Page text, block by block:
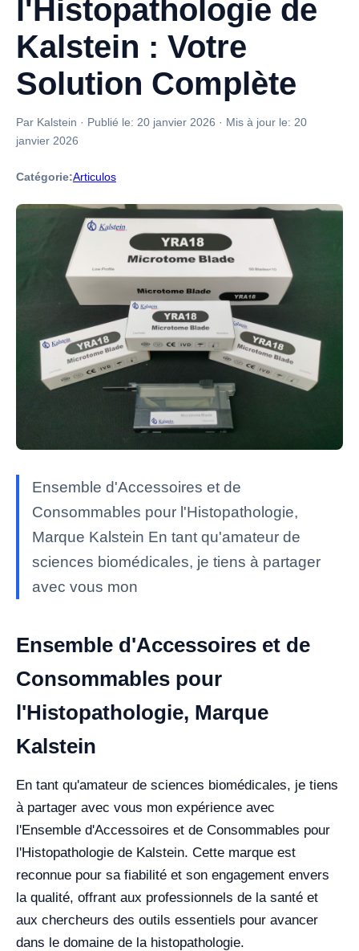
l'Histopathologie de
Kalstein : Votre
Solution Complète
Par Kalstein · Publié le: 20 janvier 2026 · Mis à jour le: 20
janvier 2026
Catégorie:Articulos
Ensemble d'Accessoires et de
Consommables pour l'Histopathologie,
Marque Kalstein En tant qu'amateur de
sciences biomédicales, je tiens à partager
avec vous mon
Ensemble d'Accessoires et de
Consommables pour
l'Histopathologie, Marque
Kalstein
En tant qu'amateur de sciences biomédicales, je tiens
à partager avec vous mon expérience avec
l'Ensemble d'Accessoires et de Consommables pour
l'Histopathologie de Kalstein. Cette marque est
reconnue pour sa fiabilité et son engagement envers
la qualité, offrant aux professionnels de la santé et
aux chercheurs des outils essentiels pour avancer
dans le domaine de la histopathologie.